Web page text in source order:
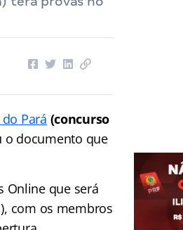
Pará (concurso
o documento que
Online que será
com os membros